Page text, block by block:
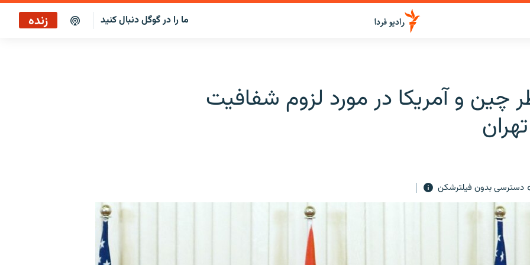
ما را در گوگل دنبال کنید زنده
چین و آمریکا در مورد لزوم شفافیت
دسترسی بدون فیلترشکن